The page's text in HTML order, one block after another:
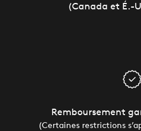
(Canada et É.-
Remboursement
(Certaines restrictions